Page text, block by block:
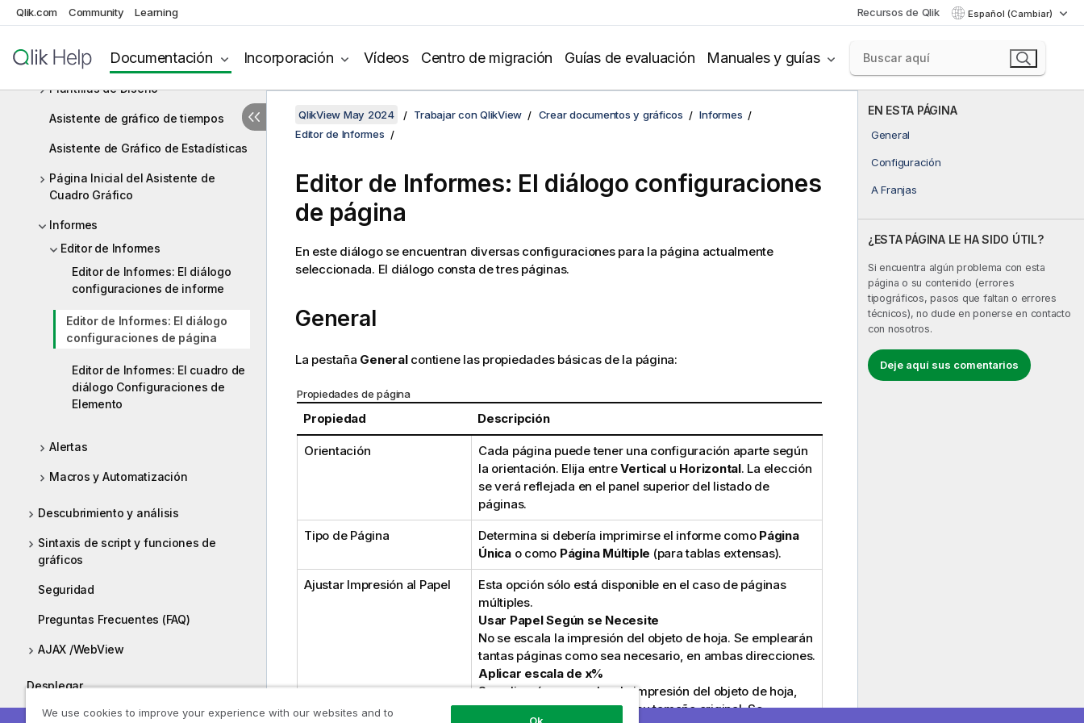
Qlik.com Community Learning Recursos de Qlik Español (Cambiar)
Documentación Incorporación Vídeos Centro de migración Guías de evaluación Manuales y guías
Asistente de Gráfico Rápido
Objetos de Hoja
Plantillas de Diseño
Asistente de gráfico de tiempos
Asistente de Gráfico de Estadísticas
Página Inicial del Asistente de
Cuadro Gráfico
Informes
Editor de Informes
Editor de Informes: El diálogo
configuraciones de informe
Editor de Informes: El diálogo
configuraciones de página
Editor de Informes: El cuadro de
diálogo Configuraciones de
Elemento
Alertas
Macros y Automatización
Descubrimiento y análisis
Sintaxis de script y funciones de
gráficos
Seguridad
Preguntas Frecuentes (FAQ)
AJAX /WebView
Desplegar
Administrar
EN ESTA PÁGINA
General
Configuración
A Franjas
¿ESTA PÁGINA LE HA SIDO ÚTIL?
Si encuentra algún problema con esta
página o su contenido (errores
tipográficos, pasos que faltan o errores
técnicos), no dude en ponerse en contacto
con nosotros.
Deje aquí sus comentarios
QlikView May 2024 Trabajar con QlikView Crear documentos y gráficos
Informes
Editor de Informes
Editor de Informes: El diálogo configuraciones
de página
En este diálogo se encuentran diversas configuraciones para la página actualmente
seleccionada. El diálogo consta de tres páginas.
General
La pestaña Generalcontiene las propiedades básicas de la página:
Propiedades de página
Propiedad Descripción
Orientación
Cada página puede tener una configuración aparte según
la orientación. Elija entreVertical u Horizontal. La elección
se verá reflejada en el panel superior del listado de
páginas.
Tipo de Página Determina si debería imprimirse el informe como Página
Únicao como Página Múltiple (para tablas extensas).
Ajustar Impresión al Papel
Esta opción sólo está disponible en el caso de páginas
múltiples.
Usar Papel Según se Necesite
No se escala la impresión del objeto de hoja. Se emplearán
tantas páginas como sea necesario, en ambas direcciones.
Aplicar escala de x%
Se aplicará una escala a la impresión del objeto de hoja,
según un porcentaje fijo de su tamaño original. Se
We use cookies to improve your experience with our websites and to